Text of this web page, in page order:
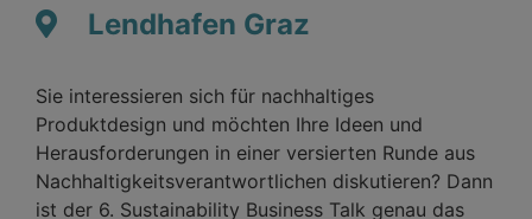
Lendhafen Graz
Sie interessieren sich für nachhaltiges
Produktdesign und möchten Ihre Ideen und
Herausforderungen in einer versierten Runde aus
Nachhaltigkeitsverantwortlichen diskutieren? Dann
ist der 6. Sustainability Business Talk genau das